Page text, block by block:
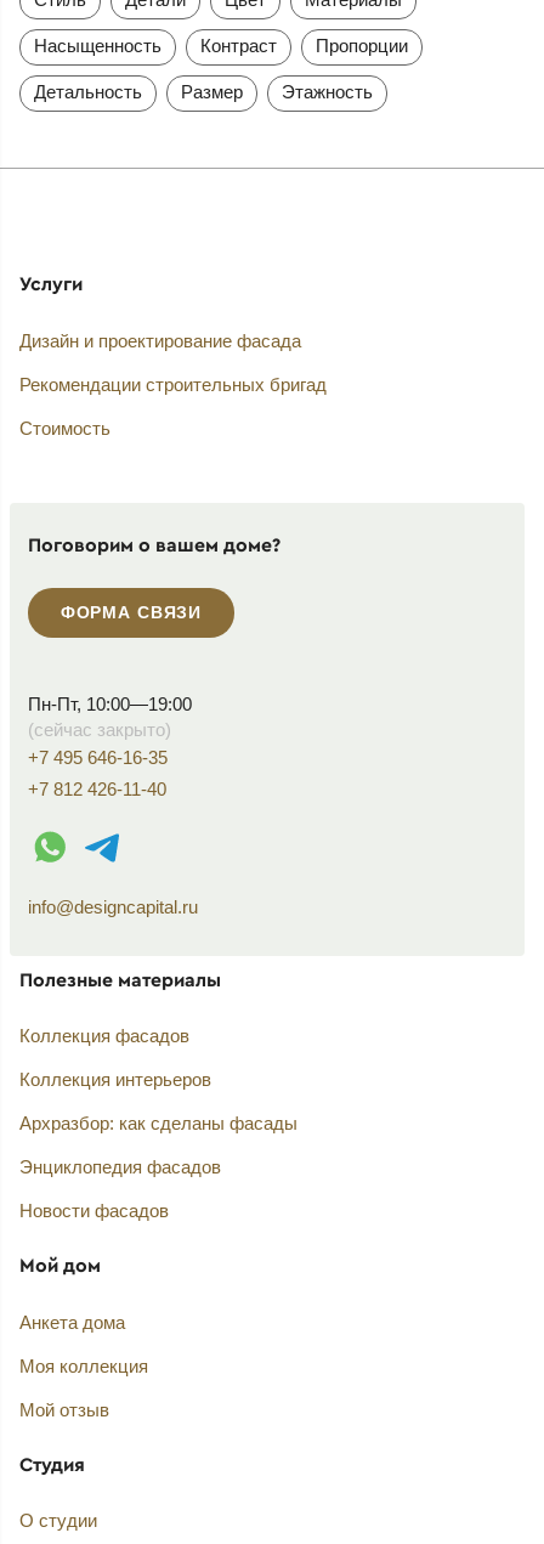
Насыщенность Контраст Пропорции
Детальность Размер Этажность
Услуги
Дизайн и проектирование фасада
Рекомендации строительных бригад
Стоимость
Поговорим о вашем доме?
ФОРМА СВЯЗИ
Пн-Пт, 10:00—19:00
(сейчас закрыто)
+7 495 646-16-35
+7 812 426-11-40
WhatsApp контакт
Telegram контакт
info@designcapital.ru
Полезные материалы
Коллекция фасадов
Коллекция интерьеров
Архразбор: как сделаны фасады
Энциклопедия фасадов
Новости фасадов
Мой дом
Анкета дома
Моя коллекция
Мой отзыв
Студия
О студии